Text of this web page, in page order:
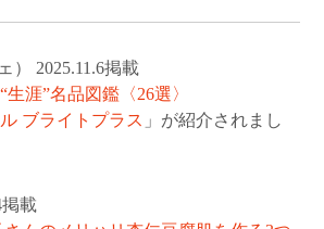
） 2025.11.6掲載
涯”名品図鑑〈26選〉
ブライトプラス 」が紹介されまし
掲載